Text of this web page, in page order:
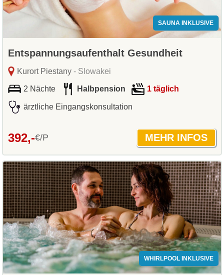
SAUNA INKLUSIVE
Entspannungsaufenthalt Gesundheit
Kurort Piestany- Slowakei
2 Nächte Halbpension 1 täglich
ärztliche Eingangskonsultation
392,-€/P
WHIRLPOOL INKLUSIVE